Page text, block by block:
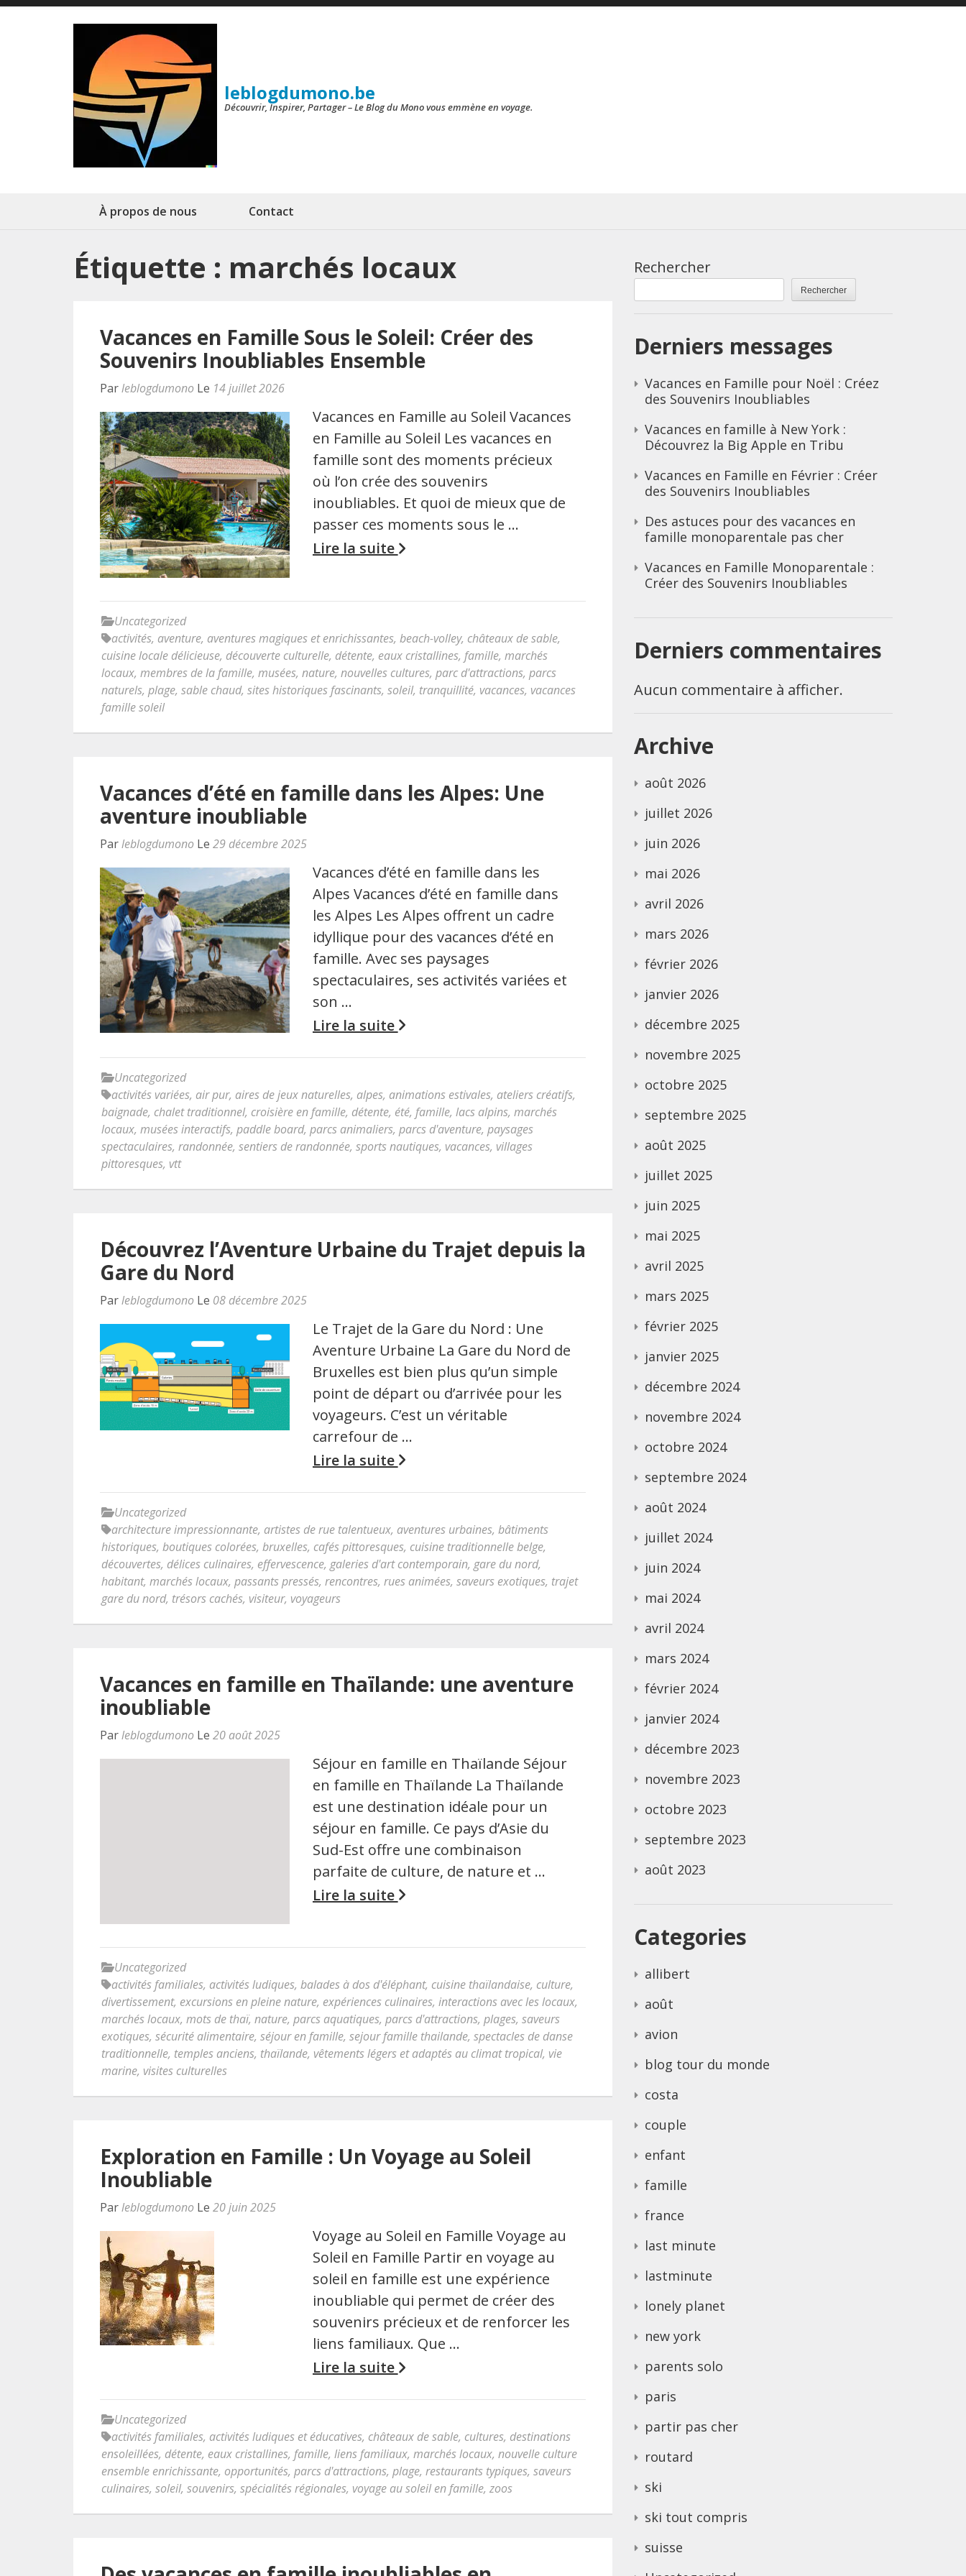
Aller
leblogdumono.be
Découvrir, Inspirer, Partager – Le Blog du Mono vous emmène en voyage.
À propos de nous Contact
Étiquette : marchés locaux
Vacances en Famille Sous le Soleil: Créer des
Souvenirs Inoubliables Ensemble
Parleblogdumono Le 14 juillet 2026
Vacances en Famille au Soleil Vacances
en Famille au Soleil Les vacances en
famille sont des moments précieux
où l’on crée des souvenirs
inoubliables. Et quoi de mieux que de
passer ces moments sous le …
Lire la suite
Uncategorized
activités, aventure, aventures magiques et enrichissantes, beach-volley, châteaux de sable,
cuisine locale délicieuse, découverte culturelle, détente, eaux cristallines, famille, marchés
locaux, membres de la famille, musées, nature, nouvelles cultures, parc d'attractions, parcs
naturels, plage, sable chaud, sites historiques fascinants, soleil, tranquillité, vacances, vacances
famille soleil
Vacances d’été en famille dans les Alpes: Une
aventure inoubliable
Parleblogdumono Le 29 décembre 2025
Vacances d’été en famille dans les
Alpes Vacances d’été en famille dans
les Alpes Les Alpes offrent un cadre
idyllique pour des vacances d’été en
famille. Avec ses paysages
spectaculaires, ses activités variées et
son …
Lire la suite
Uncategorized
activités variées, air pur, aires de jeux naturelles, alpes, animations estivales, ateliers créatifs,
baignade, chalet traditionnel, croisière en famille, détente, été, famille, lacs alpins, marchés
locaux, musées interactifs, paddle board, parcs animaliers, parcs d'aventure, paysages
spectaculaires, randonnée, sentiers de randonnée, sports nautiques, vacances, villages
pittoresques, vtt
Découvrez l’Aventure Urbaine du Trajet depuis la
Gare du Nord
Parleblogdumono Le 08 décembre 2025
Le Trajet de la Gare du Nord : Une
Aventure Urbaine La Gare du Nord de
Bruxelles est bien plus qu’un simple
point de départ ou d’arrivée pour les
voyageurs. C’est un véritable
carrefour de …
Lire la suite
Uncategorized
architecture impressionnante, artistes de rue talentueux, aventures urbaines, bâtiments
historiques, boutiques colorées, bruxelles, cafés pittoresques, cuisine traditionnelle belge,
découvertes, délices culinaires, effervescence, galeries d'art contemporain, gare du nord,
habitant, marchés locaux, passants pressés, rencontres, rues animées, saveurs exotiques, trajet
gare du nord, trésors cachés, visiteur, voyageurs
Vacances en famille en Thaïlande: une aventure
inoubliable
Parleblogdumono Le 20 août 2025
Séjour en famille en Thaïlande Séjour
en famille en Thaïlande La Thaïlande
est une destination idéale pour un
séjour en famille. Ce pays d’Asie du
Sud-Est offre une combinaison
parfaite de culture, de nature et …
Lire la suite
Uncategorized
activités familiales, activités ludiques, balades à dos d'éléphant, cuisine thaïlandaise, culture,
divertissement, excursions en pleine nature, expériences culinaires, interactions avec les locaux,
marchés locaux, mots de thaï, nature, parcs aquatiques, parcs d'attractions, plages, saveurs
exotiques, sécurité alimentaire, séjour en famille, sejour famille thailande, spectacles de danse
traditionnelle, temples anciens, thaïlande, vêtements légers et adaptés au climat tropical, vie
marine, visites culturelles
Exploration en Famille : Un Voyage au Soleil
Inoubliable
Parleblogdumono Le 20 juin 2025
Voyage au Soleil en Famille Voyage au
Soleil en Famille Partir en voyage au
soleil en famille est une expérience
inoubliable qui permet de créer des
souvenirs précieux et de renforcer les
liens familiaux. Que …
Lire la suite
Uncategorized
activités familiales, activités ludiques et éducatives, châteaux de sable, cultures, destinations
ensoleillées, détente, eaux cristallines, famille, liens familiaux, marchés locaux, nouvelle culture
ensemble enrichissante, opportunités, parcs d'attractions, plage, restaurants typiques, saveurs
culinaires, soleil, souvenirs, spécialités régionales, voyage au soleil en famille, zoos
Rechercher
Rechercher
Derniers messages
Vacances en Famille pour Noël : Créez
des Souvenirs Inoubliables
Vacances en famille à New York :
Découvrez la Big Apple en Tribu
Vacances en Famille en Février : Créer
des Souvenirs Inoubliables
Des astuces pour des vacances en
famille monoparentale pas cher
Vacances en Famille Monoparentale :
Créer des Souvenirs Inoubliables
Derniers commentaires
Aucun commentaire à afficher.
Archive
août 2026
juillet 2026
juin 2026
mai 2026
avril 2026
mars 2026
février 2026
janvier 2026
décembre 2025
novembre 2025
octobre 2025
septembre 2025
août 2025
juillet 2025
juin 2025
mai 2025
avril 2025
mars 2025
février 2025
janvier 2025
décembre 2024
novembre 2024
octobre 2024
septembre 2024
août 2024
juillet 2024
juin 2024
mai 2024
avril 2024
mars 2024
février 2024
janvier 2024
décembre 2023
novembre 2023
octobre 2023
septembre 2023
août 2023
Categories
allibert
août
avion
blog tour du monde
costa
couple
enfant
famille
france
last minute
lastminute
lonely planet
new york
parents solo
paris
partir pas cher
routard
ski
ski tout compris
suisse